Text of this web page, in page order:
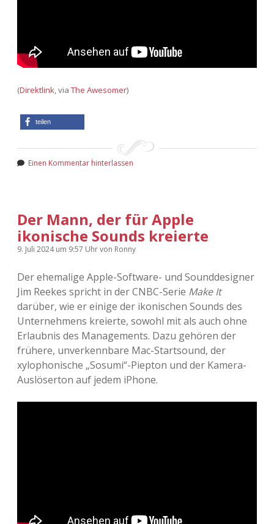
(Direktlink, viaThe Awesomer)
teilen
Einen Kommentar hinterlassen
Der Mann, der für Apple
ikonische Sounds kreierte
9. Juli 2024um 9:57 Uhrvon Ronny
Der ehemalige Apple-Software- und Sounddesigner
Jim Reekes spricht in der CNBC-Serie Make It
darüber, wie er einige der ikonischen Sounds des
Unternehmens kreierte, sowohl mit als auch ohne
Erlaubnis des Managements. Dazu gehören der
frühere, unverkennbare Mac-Startsound, der
xylophonische „Sosumi“-Piepton und der Kamera-
Auslöserton auf jedem iPhone.